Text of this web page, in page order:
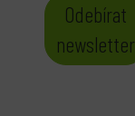
Odebírat
newsletter